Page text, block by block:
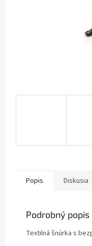
Popis Diskusia
Podrobný popis
Textilná šnúrka s